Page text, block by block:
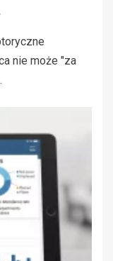
nie może "za